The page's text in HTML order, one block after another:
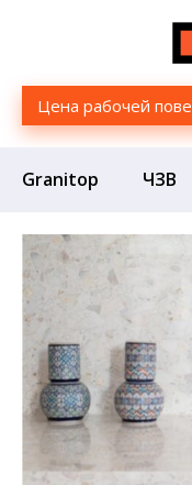
Цена рабочей
Granitop ЧЗВ